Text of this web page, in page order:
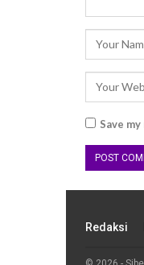
Save
Redaksi